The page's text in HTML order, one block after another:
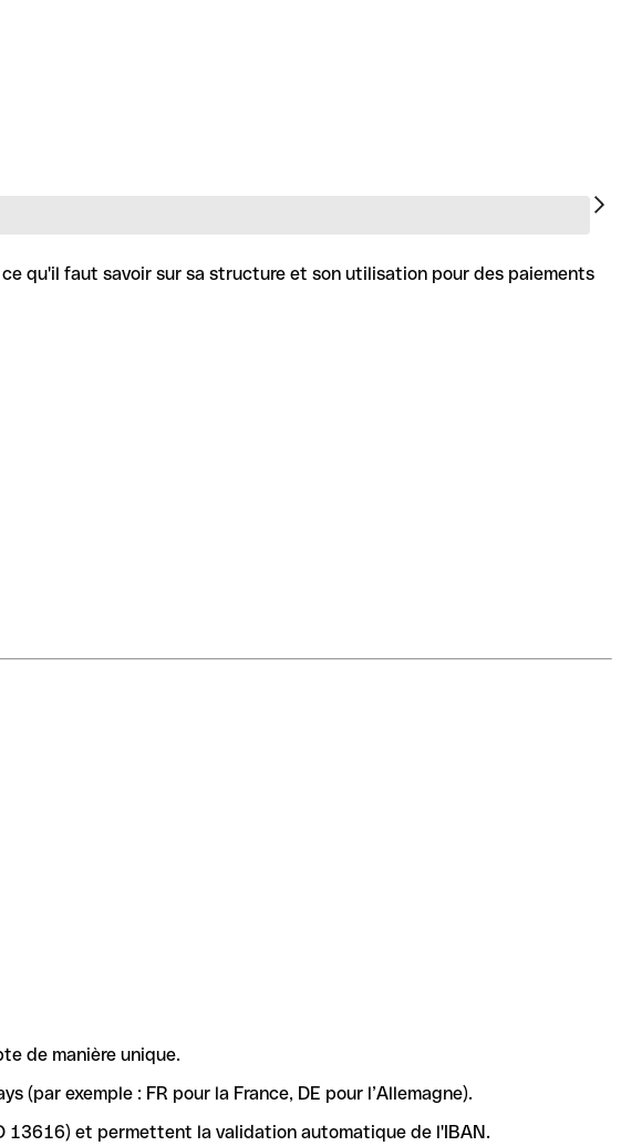
qu'il faut savoir sur sa structure et son utilisation pour des paiements
de manière unique.
(par exemple : FR pour la France, DE pour l’Allemagne).
13616) et permettent la validation automatique de l'IBAN.